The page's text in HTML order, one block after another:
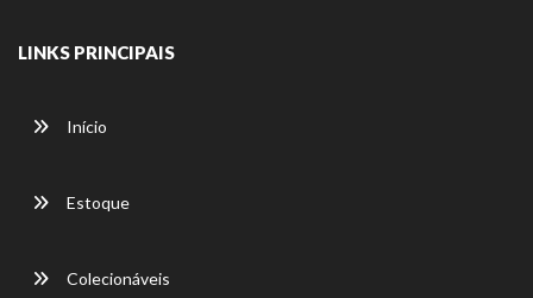
LINKS PRINCIPAIS
Início
Estoque
Colecionáveis